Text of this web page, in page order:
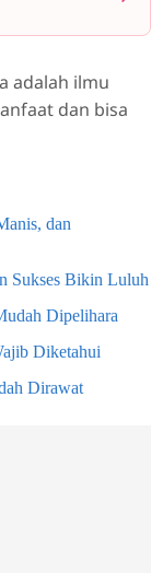
adalah ilmu
dan bisa
dan
Sukses Bikin Luluh
Dipelihara
Diketahui
Dirawat